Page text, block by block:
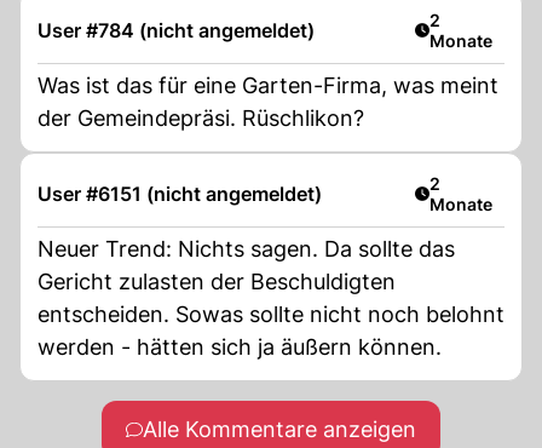
User #784 (nicht angemeldet) Artikel
2
Monate
Was ist das für eine Garten-Firma, was meint
der Gemeindepräsi. Rüschlikon?
User #6151 (nicht angemeldet) Artikel
2
Monate
Neuer Trend: Nichts sagen. Da sollte das
Gericht zulasten der Beschuldigten
entscheiden. Sowas sollte nicht noch belohnt
werden - hätten sich ja äußern können.
Alle Kommentare anzeigen